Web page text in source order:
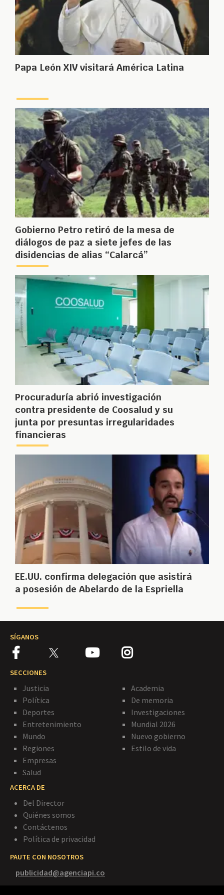
Papa León XIV visitará América Latina
Gobierno Petro retiró de la mesa de
diálogos de paz a siete jefes de las
disidencias de alias “Calarcá”
Procuraduría abrió investigación
contra presidente de Coosalud y su
junta por presuntas irregularidades
financieras
EE.UU. confirma delegación que asistirá
a posesión de Abelardo de la Espriella
SÍGANOS
SECCIONES
Justicia
Política
Deportes
Entretenimiento
Mundo
Regiones
Empresas
Salud
Academia
De memoria
Investigaciones
Mundial 2026
Nuevo gobierno
Estilo de vida
ACERCA DE
Del Director
Quiénes somos
Contáctenos
Política de privacidad
PAUTE CON NOSOTROS
publicidad@agenciapi.co